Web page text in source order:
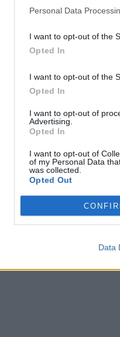
Personal Data
I want to opt-out of the
Opted In
I want to opt-out of the
Opted In
I want to opt-out of
Advertising.
Opted In
I want to opt-out of
of my Personal Data
was collected.
Opted Out
Data